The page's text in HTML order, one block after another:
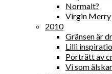
Normalt?
Virgin Merry
2010
Gränsen är
Lilli
Porträtt av
Vi som